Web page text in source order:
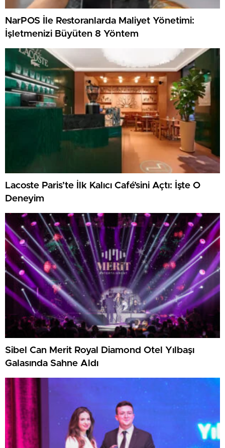
NarPOS İle Restoranlarda Maliyet Yönetimi:
İşletmenizi Büyüten 8 Yöntem
Lacoste Paris’te İlk Kalıcı Café’sini Açtı: İşte O
Deneyim
Sibel Can Merit Royal Diamond Otel Yılbaşı
Galasında Sahne Aldı